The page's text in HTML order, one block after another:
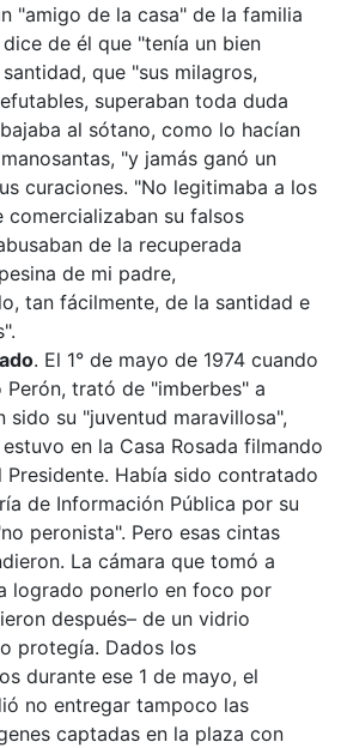
"amigo de la casa" de la familia
de él que "tenía un bien
que "sus milagros,
superaban toda duda
al sótano, como lo hacían
"y jamás ganó un
curaciones. "No legitimaba a los
comercializaban su falsos
de la recuperada
de mi padre,
tan fácilmente, de la santidad e
. El 1° de mayo de 1974 cuando
Perón, trató de "imberbes" a
sido su "juventud maravillosa",
en la Casa Rosada filmando
Presidente. Había sido contratado
de Información Pública por su
peronista". Pero esas cintas
La cámara que tomó a
logrado ponerlo en foco por
después– de un vidrio
protegía. Dados los
durante ese 1 de mayo, el
no entregar tampoco las
captadas en la plaza con